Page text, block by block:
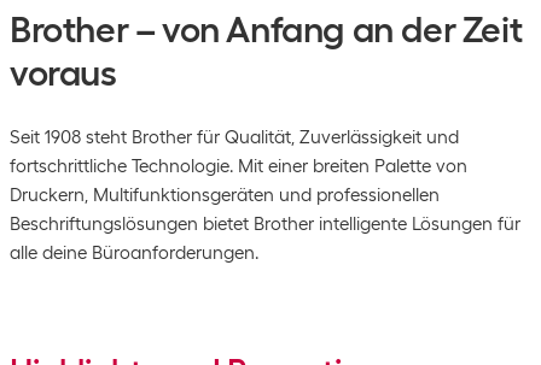
Brother – von Anfang an der Zeit
voraus
Seit 1908 steht Brother für Qualität, Zuverlässigkeit und
fortschrittliche Technologie. Mit einer breiten Palette von
Druckern, Multifunktionsgeräten und professionellen
Beschriftungslösungen bietet Brother intelligente Lösungen für
alle deine Büroanforderungen.